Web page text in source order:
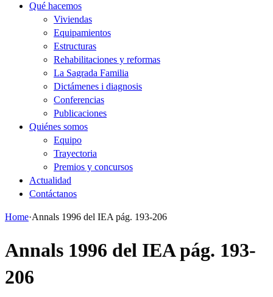
Qué hacemos
Viviendas
Equipamientos
Estructuras
Rehabilitaciones y reformas
La Sagrada Familia
Dictámenes i diagnosis
Conferencias
Publicaciones
Quiénes somos
Equipo
Trayectoria
Premios y concursos
Actualidad
Contáctanos
Home·Annals 1996 del IEA pág. 193-206
Annals 1996 del IEA pág. 193-
206